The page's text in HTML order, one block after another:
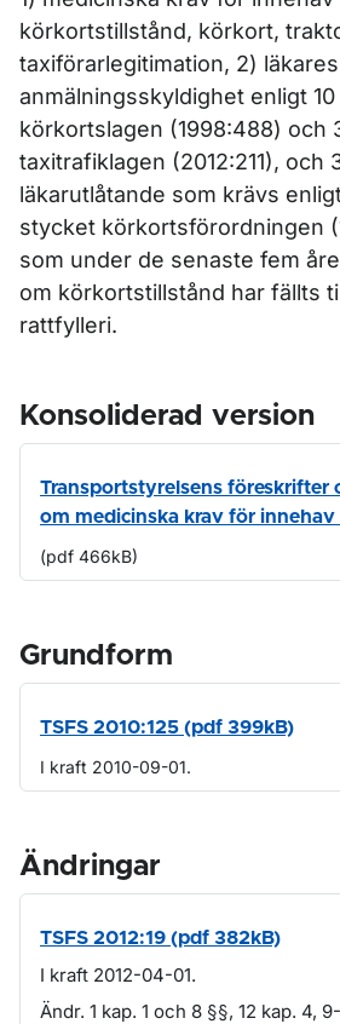
körkortstillstånd, körkort,
taxiförarlegitimation, 2) läkares
anmälningsskyldighet enligt 10
körkortslagen (1998:488) och
taxitrafiklagen (2012:211), och
läkarutlåtande som krävs
stycket körkortsförordningen
som under de senaste fem
om körkortstillstånd har fällts
rattfylleri.
Konsoliderad version
Transportstyrelsens föreskrifter
om medicinska krav för
(pdf 466kB)
Grundform
TSFS 2010:125 (pdf 399kB)
I kraft 2010-09-01.
Ändringar
TSFS 2012:19 (pdf 382kB)
I kraft 2012-04-01.
Ändr. 1 kap. 1 och 8 §§, 12 kap. 4,